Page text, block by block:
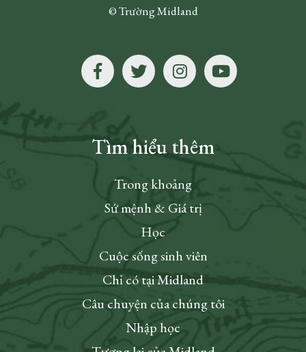
© Trường Midland
Tìm hiểu thêm
Trong khoảng
Sứ mệnh & Giá trị
Học
Cuộc sống sinh viên
Chỉ có tại Midland
Câu chuyện của chúng tôi
Nhập học